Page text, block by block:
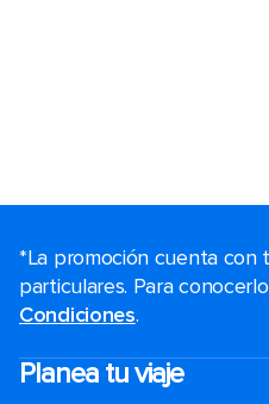
*La promoción cuenta con
particulares. Para
Condiciones.
Planea tu viaje